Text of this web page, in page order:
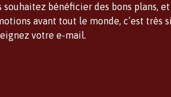
souhaitez bénéficier des bons plans,
avant tout le monde, c’est très
votre e-mail.